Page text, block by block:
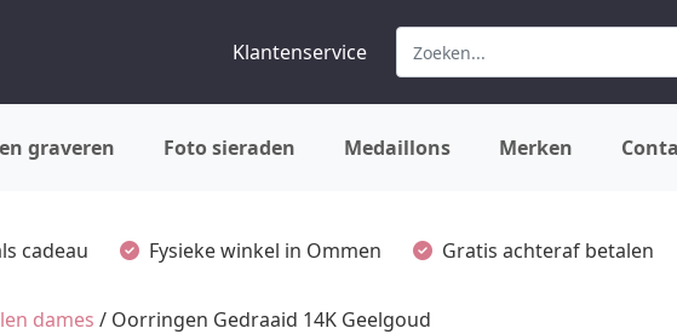
Klantenservice
graveren Foto sieraden Medaillons Merken
cadeau Fysieke winkel in Ommen Gratis achteraf betalen
dames / Oorringen Gedraaid 14K Geelgoud